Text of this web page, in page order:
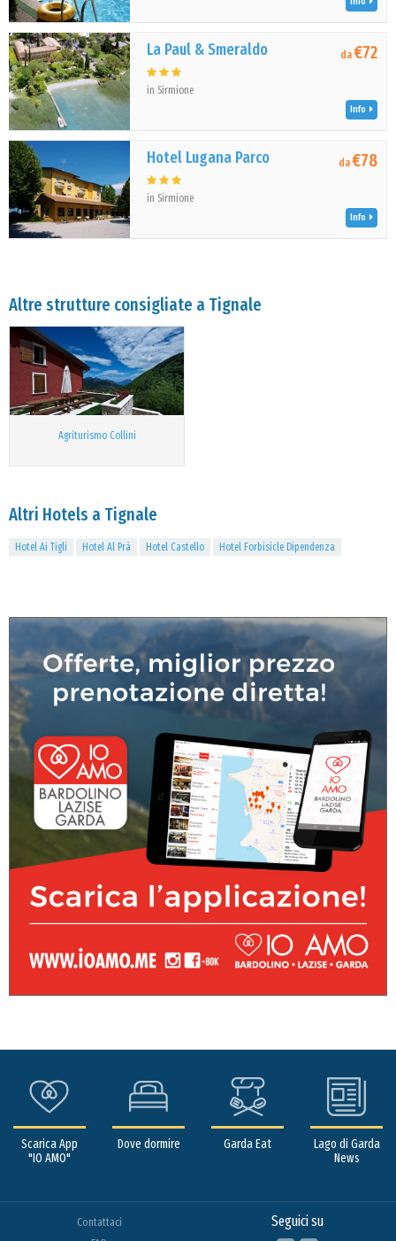
La Paul & Smeraldo
in Sirmione
da€72
Info
Hotel Lugana Parco
in Sirmione
da€78
Info
Altre strutture consigliate a Tignale
Agriturismo Collini
Altri Hotels a Tignale
Hotel Ai Tigli Hotel Al Prà Hotel Castello Hotel Forbisicle Dipendenza
Scarica App
"IO AMO"
Dove dormire Garda Eat
Lago di Garda
News
Contattaci
Seguici su